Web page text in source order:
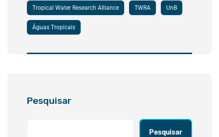
Tropical Water Research Alliance TWRA UnB
Águas Tropicais
Pesquisar
Pesquisar